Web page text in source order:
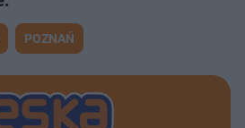
POZNAŃ